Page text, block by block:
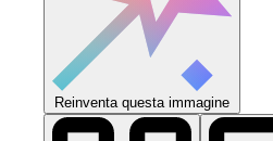
Reinventa questa immagine